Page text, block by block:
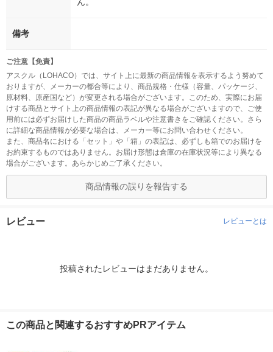
ん。
備考
ご注意【免責】
アスクル（LOHACO）では、サイト上に最新の商品情報を表示するよう努めて
おりますが、メーカーの都合等により、商品規格・仕様（容量、パッケージ、
原材料、原産国など）が変更される場合がございます。このため、実際にお届
けする商品とサイト上の商品情報の表記が異なる場合がございますので、ご使
用前には必ずお届けした商品の商品ラベルや注意書きをご確認ください。さら
に詳細な商品情報が必要な場合は、メーカー等にお問い合わせください。
また、商品名における「セット」や「箱」の表記は、必ずしも箱でのお届けを
お約束するものではありません。お届け形態は倉庫の在庫状況等により異なる
場合がございます。あらかじめご了承ください。
商品情報の誤りを報告する
レビュー レビューとは
投稿されたレビューはまだありません。
この商品と関連するおすすめPRアイテム